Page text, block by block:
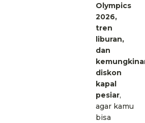
Olympics
2026,
tren
liburan,
dan
diskon
kapal
pesiar,
agar kamu
bisa